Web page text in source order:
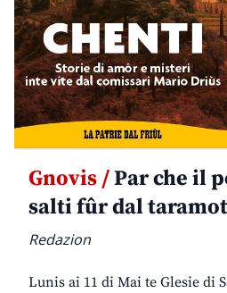
Gnovis /Par che il
salti fûr dal
Redazion
Lunis ai 11 di Mai te Glesie di